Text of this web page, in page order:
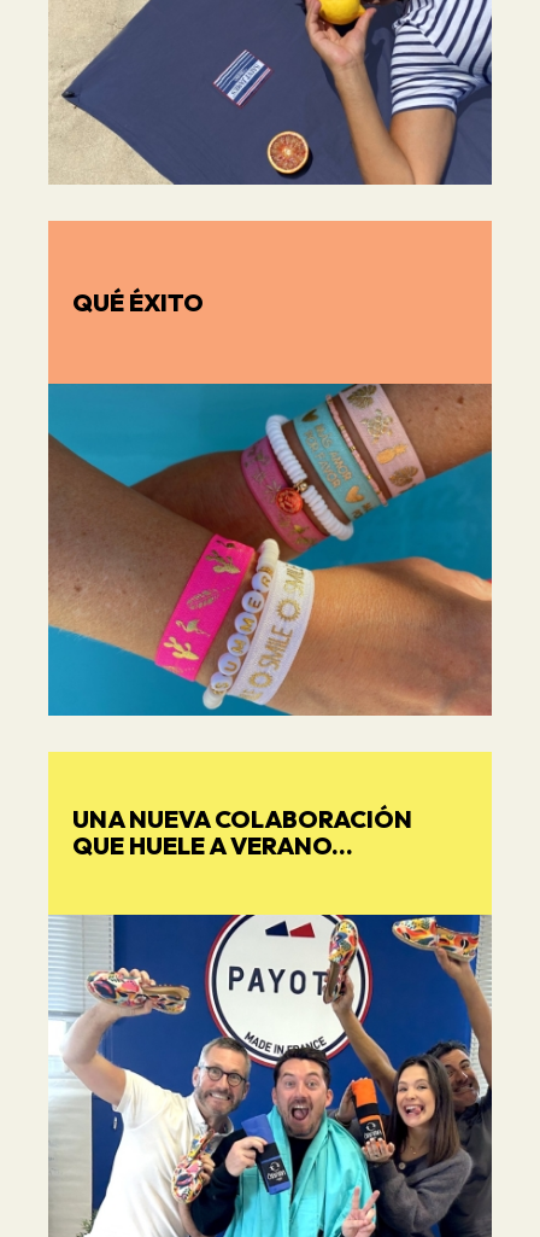
QUÉ ÉXITO
UNA NUEVA COLABORACIÓN
QUE HUELE A VERANO...